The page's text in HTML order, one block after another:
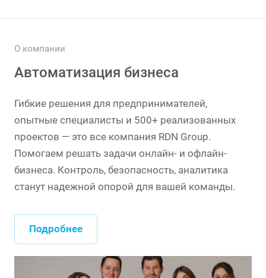
О компании
Автоматизация бизнеса
Гибкие решения для предпринимателей,
опытные специалисты и 500+ реализованных
проектов — это все компания RDN Group.
Помогаем решать задачи онлайн- и офлайн-
бизнеса. Контроль, безопасность, аналитика
станут надежной опорой для вашей команды.
Подробнее